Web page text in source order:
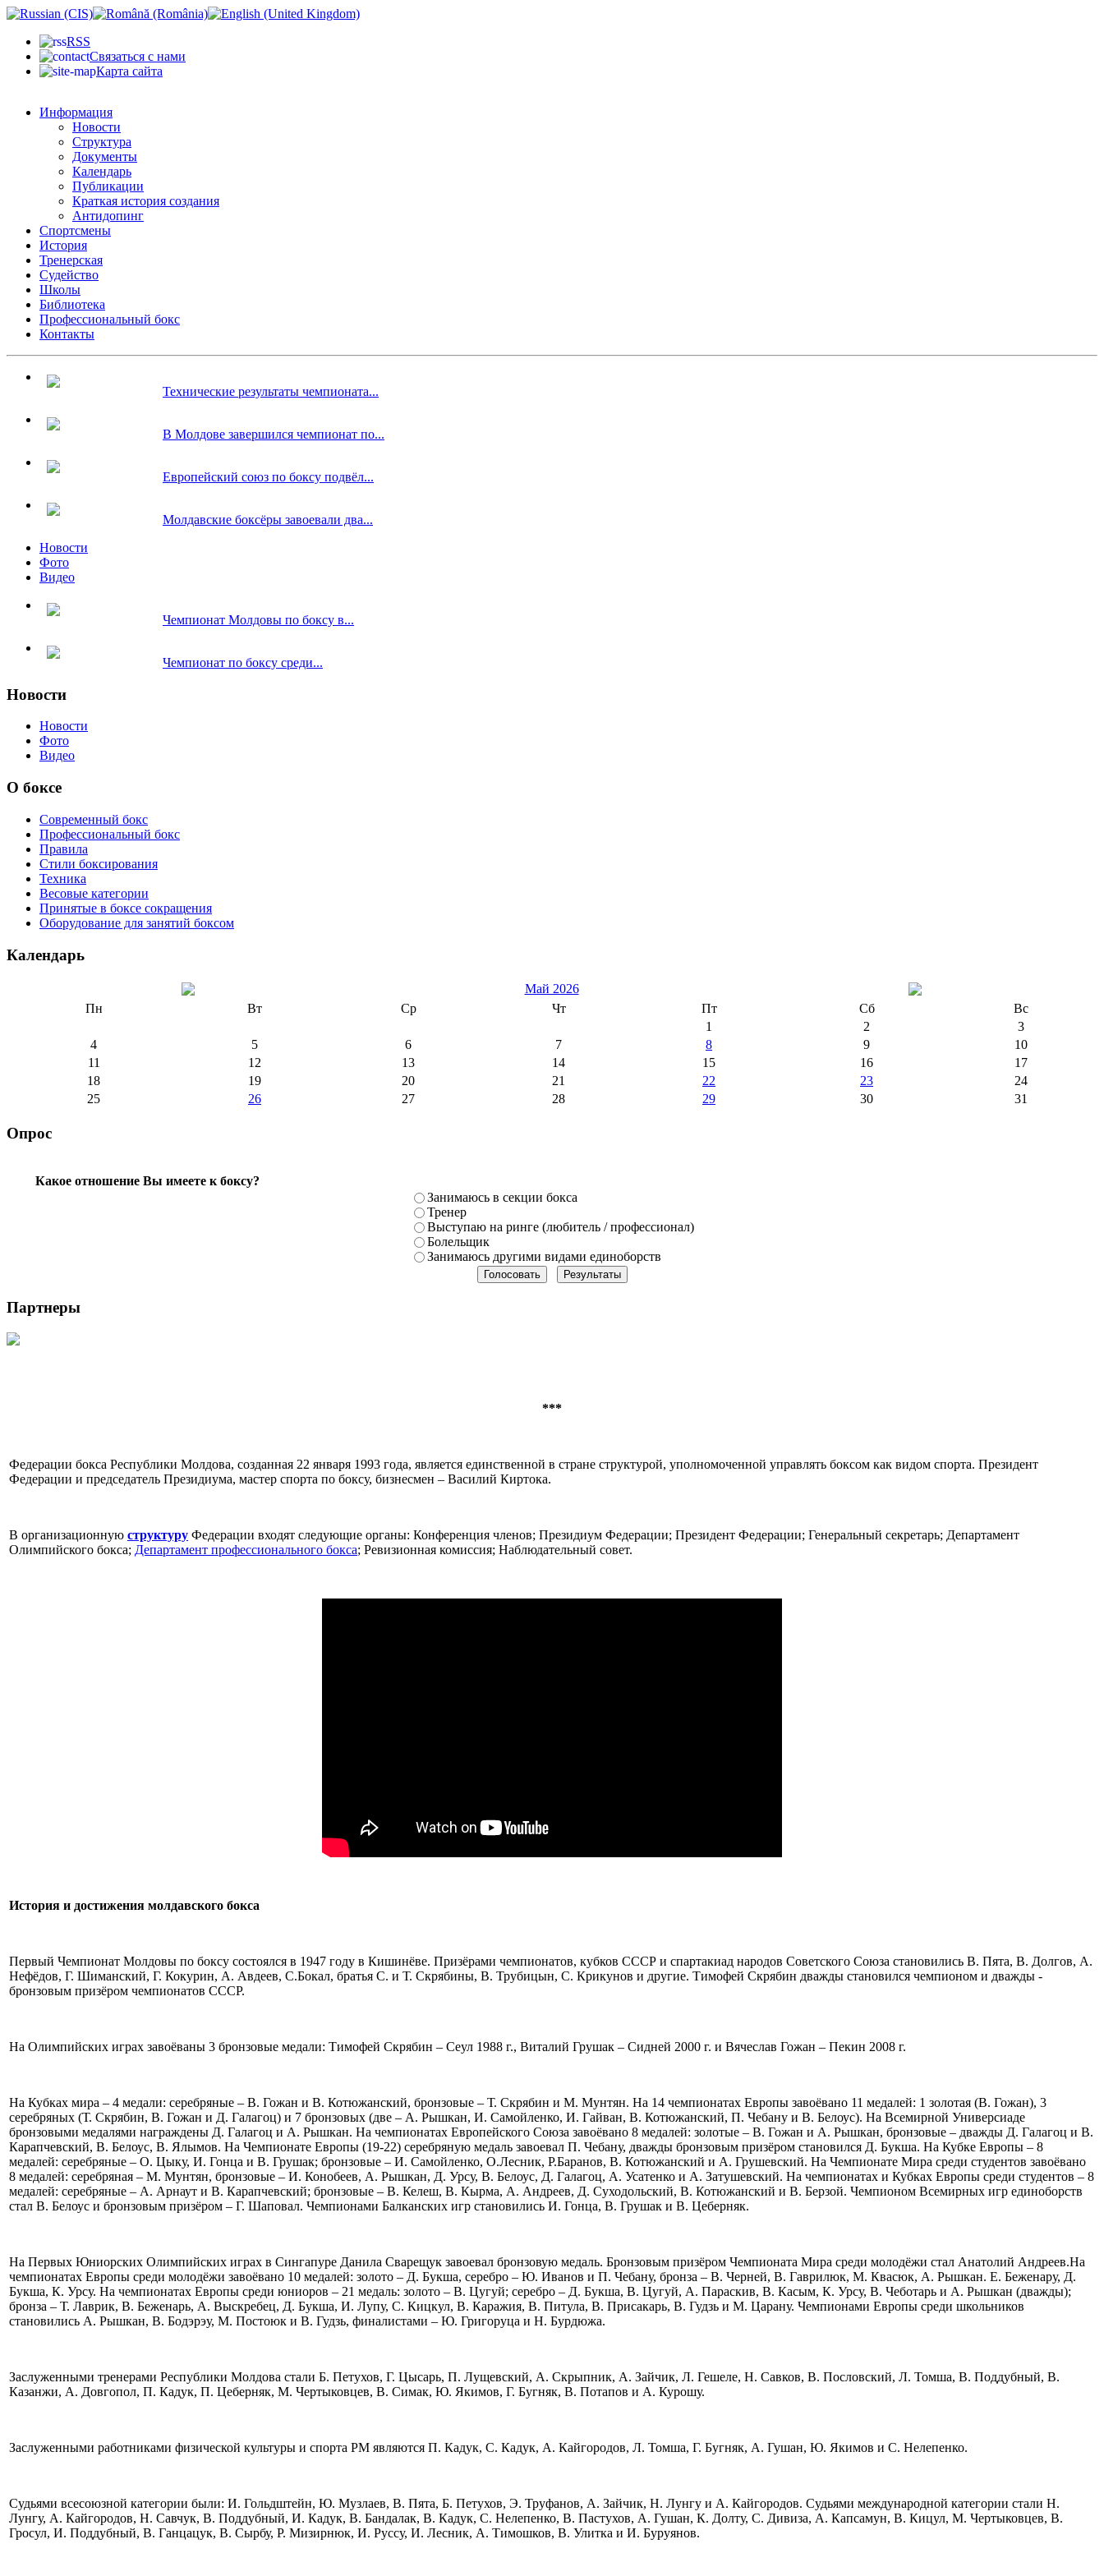
RSS
Связаться с нами
Карта сайта
Информация
Новости
Структура
Документы
Календарь
Публикации
Краткая история создания
Антидопинг
Спортсмены
История
Тренерская
Судейство
Школы
Библиотека
Профессиональный бокс
Контакты
Технические результаты чемпионата...
В Молдове завершился чемпионат по...
Европейский союз по боксу подвёл...
Молдавские боксёры завоевали два...
Новости
Фото
Видео
Чемпионат Молдовы по боксу в...
Чемпионат по боксу среди...
Новости
Новости
Фото
Видео
О боксе
Современный бокс
Профессиональный бокс
Правила
Стили боксирования
Техника
Весовые категории
Принятые в боксе сокращения
Оборудование для занятий боксом
Календарь
Май 2026
Пн
Вт Ср Чт Пт Сб
Вс
1
2
3
4
5 6 7 8 9
10
11
12 13 14 15 16
17
18
19 20 21 22 23
24
25
26 27 28 29 30 31
Опрос
Какое отношение Вы имеете к боксу?
Занимаюсь в секции бокса
Тренер
Выступаю на ринге (любитель / профессионал)
Болельщик
Занимаюсь другими видами единоборств
Партнеры
***
Федерации бокса Республики Молдова, созданная 22 января 1993 года, является единственной в стране структурой, уполномоченной управлять боксом как видом спорта. Президент
Федерации и председатель Президиума, мастер спорта по боксу, бизнесмен – Василий Киртока.
В организационную структуру Федерации входят следующие органы: Конференция членов; Президиум Федерации; Президент Федерации; Генеральный секретарь; Департамент
Олимпийского бокса; Департамент профессионального бокса; Ревизионная комиссия; Наблюдательный совет.
История и достижения молдавского бокса
Первый Чемпионат Молдовы по боксу состоялся в 1947 году в Кишинёве. Призёрами чемпионатов, кубков СССР и спартакиад народов Советского Союза становились В. Пята, В. Долгов, А.
Нефёдов, Г. Шиманский, Г. Кокурин, А. Авдеев, С.Бокал, братья С. и Т. Скрябины, В. Трубицын, C. Крикунов и другие. Тимофей Скрябин дважды становился чемпионом и дважды -
бронзовым призёром чемпионатов СССР.
На Олимпийских играх завоёваны 3 бронзовые медали: Тимофей Скрябин – Сеул 1988 г., Виталий Грушак – Сидней 2000 г. и Вячеслав Гожан – Пекин 2008 г.
На Кубках мира – 4 медали: серебряные – В. Гожан и В. Котюжанский, бронзовые – Т. Скрябин и М. Мунтян. На 14 чемпионатах Европы завоёвано 11 медалей: 1 золотая (В. Гожан), 3
серебряных (Т. Скрябин, В. Гожан и Д. Галагоц) и 7 бронзовых (две – А. Рышкан, И. Самойленко, И. Гайван, В. Котюжанский, П. Чебану и В. Белоус). На Всемирной Универсиаде
бронзовыми медалями награждены Д. Галагоц и А. Рышкан. На чемпионатах Европейского Союза завоёвано 8 медалей: золотые – В. Гожан и А. Рышкан, бронзовые – дважды Д. Галагоц и В.
Карапчевский, В. Белоус, В. Ялымов. На Чемпионате Европы (19-22) серебряную медаль завоевал П. Чебану, дважды бронзовым призёром становился Д. Букша. На Кубке Европы – 8
медалей: серебряные – О. Цыку, И. Гонца и В. Грушак; бронзовые – И. Самойленко, О.Лесник, Р.Баранов, В. Котюжанский и А. Грушевский. На Чемпионате Мира среди студентов завоёвано
8 медалей: серебряная – М. Мунтян, бронзовые – И. Конобеев, А. Рышкан, Д. Урсу, В. Белоус, Д. Галагоц, А. Усатенко и А. Затушевский. На чемпионатах и Кубках Европы среди студентов – 8
медалей: серебряные – А. Арнаут и В. Карапчевский; бронзовые – В. Келеш, В. Кырма, А. Андреев, Д. Суходольский, В. Котюжанский и В. Берзой. Чемпионом Всемирных игр единоборств
стал В. Белоус и бронзовым призёром – Г. Шаповал. Чемпионами Балканских игр становились И. Гонца, В. Грушак и В. Цеберняк.
На Первых Юниорских Олимпийских играх в Сингапуре Данила Сварещук завоевал бронзовую медаль. Бронзовым призёром Чемпионата Мира среди молодёжи стал Анатолий Андреев.На
чемпионатах Европы среди молодёжи завоёвано 10 медалей: золото – Д. Букша, серебро – Ю. Иванов и П. Чебану, бронза – В. Черней, В. Гаврилюк, М. Квасюк, А. Рышкан. Е. Беженару, Д.
Букша, К. Урсу. На чемпионатах Европы среди юниоров – 21 медаль: золото – В. Цугуй; серебро – Д. Букша, В. Цугуй, А. Параскив, В. Касым, К. Урсу, В. Чеботарь и А. Рышкан (дважды);
бронза – Т. Лаврик, В. Беженарь, А. Выскребец, Д. Букша, И. Лупу, С. Кицкул, В. Каражия, В. Питула, В. Присакарь, В. Гудзь и М. Царану. Чемпионами Европы среди школьников
становились А. Рышкан, В. Бодэрэу, М. Постоюк и В. Гудзь, финалистами – Ю. Григоруца и Н. Бурдюжа.
Заслуженными тренерами Республики Молдова стали Б. Петухов, Г. Цысарь, П. Лущевский, А. Скрыпник, А. Зайчик, Л. Гешеле, Н. Савков, В. Пословский, Л. Томша, В. Поддубный, В.
Казанжи, А. Довгопол, П. Кадук, П. Цеберняк, М. Чертыковцев, В. Симак, Ю. Якимов, Г. Бугняк, В. Потапов и А. Курошу.
Заслуженными работниками физической культуры и спорта РМ являются П. Кадук, С. Кадук, А. Кайгородов, Л. Томша, Г. Бугняк, А. Гушан, Ю. Якимов и С. Нелепенко.
Судьями всесоюзной категории были: И. Гольдштейн, Ю. Музлаев, В. Пята, Б. Петухов, Э. Труфанов, А. Зайчик, Н. Лунгу и А. Кайгородов. Судьями международной категории стали Н.
Лунгу, А. Кайгородов, Н. Савчук, В. Поддубный, И. Кадук, В. Бандалак, В. Кадук, С. Нелепенко, В. Пастухов, А. Гушан, К. Долту, С. Дивиза, А. Капсамун, В. Кицул, М. Чертыковцев, В.
Гросул, И. Поддубный, В. Ганцацук, В. Сырбу, Р. Мизирнюк, И. Руссу, И. Лесник, А. Тимошков, В. Улитка и И. Буруянов.